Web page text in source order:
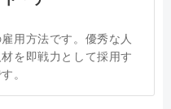
用方法です。優秀な人
を即戦力として採用す
。